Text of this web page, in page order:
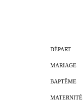
DÉPART
MARIAGE
BAPTÊME
MATERNITÉ